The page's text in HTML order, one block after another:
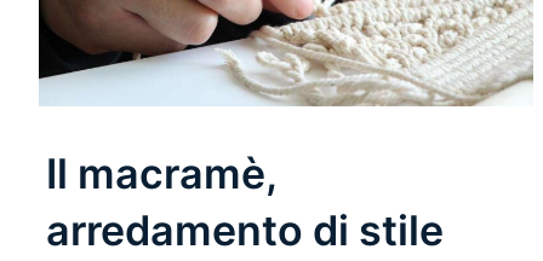
Il macramè,
arredamento di stile